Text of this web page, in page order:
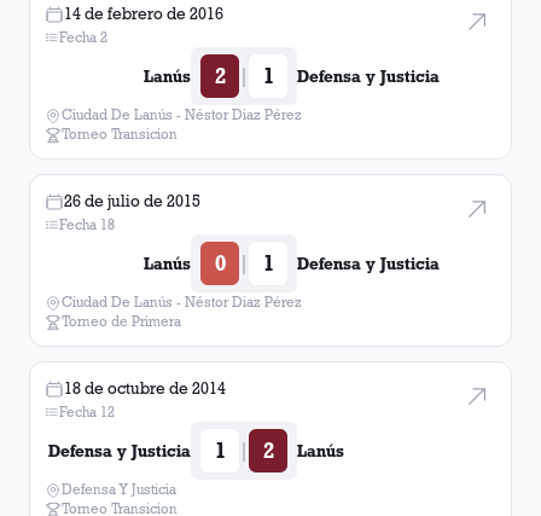
14 de febrero de 2016
Fecha 2
Lanús 2 | 1 Defensa y Justicia
Ciudad De Lanús - Néstor Diaz Pérez
Torneo Transicion
26 de julio de 2015
Fecha 18
Lanús 0 | 1 Defensa y Justicia
Ciudad De Lanús - Néstor Diaz Pérez
Torneo de Primera
18 de octubre de 2014
Fecha 12
Defensa y Justicia 1 | 2 Lanús
Defensa Y Justicia
Torneo Transicion